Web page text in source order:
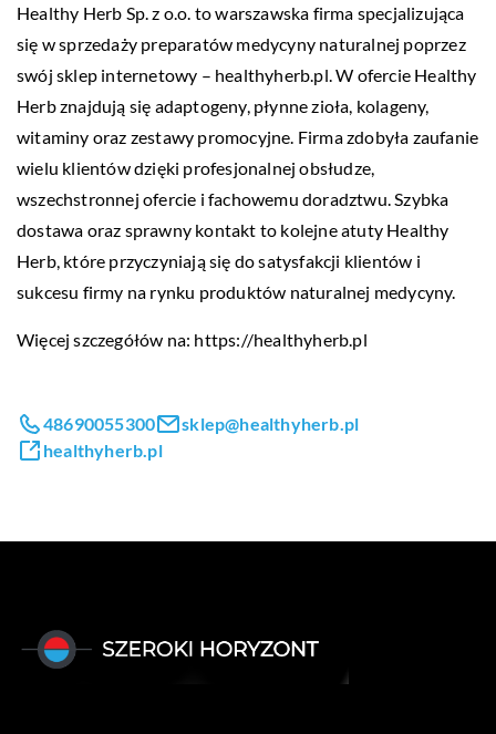
Healthy Herb Sp. z o.o. to warszawska firma specjalizująca
się w sprzedaży preparatów medycyny naturalnej poprzez
swój sklep internetowy – healthyherb.pl. W ofercie Healthy
Herb znajdują się adaptogeny, płynne zioła, kolageny,
witaminy oraz zestawy promocyjne. Firma zdobyła zaufanie
wielu klientów dzięki profesjonalnej obsłudze,
wszechstronnej ofercie i fachowemu doradztwu. Szybka
dostawa oraz sprawny kontakt to kolejne atuty Healthy
Herb, które przyczyniają się do satysfakcji klientów i
sukcesu firmy na rynku produktów naturalnej medycyny.
Więcej szczegółów na: https://healthyherb.pl
48690055300
sklep@healthyherb.pl
healthyherb.pl